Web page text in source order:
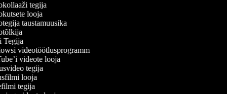
tegija
looja
taustamuusika
videotöötlusprogramm
videote looja
tegija
looja
tegija